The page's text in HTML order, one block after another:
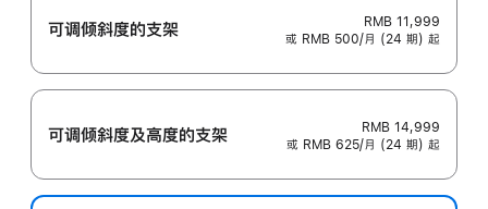
可调倾斜度的支架
RMB 11,999
或 RMB 500/月 (24 期) 起
可调倾斜度及高‍度的支‍架
RMB 14,999
或 RMB 625/月 (24 期) 起